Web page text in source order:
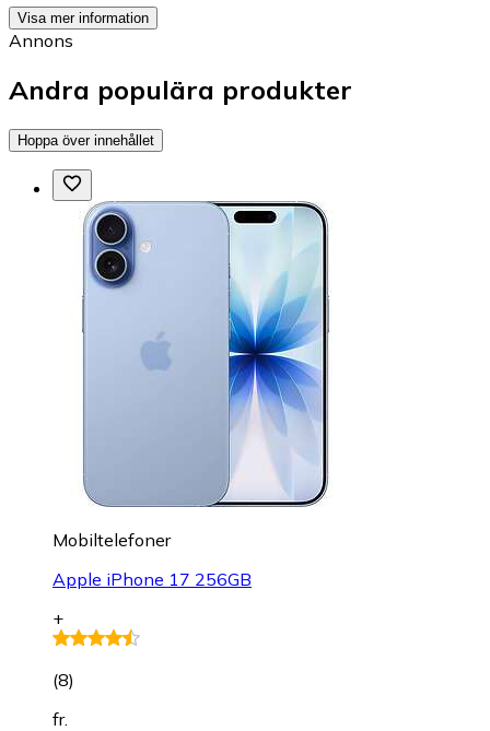
Visa mer information
Annons
Andra populära produkter
Hoppa över innehållet
Mobiltelefoner
Apple iPhone 17 256GB
+
(8)
fr.